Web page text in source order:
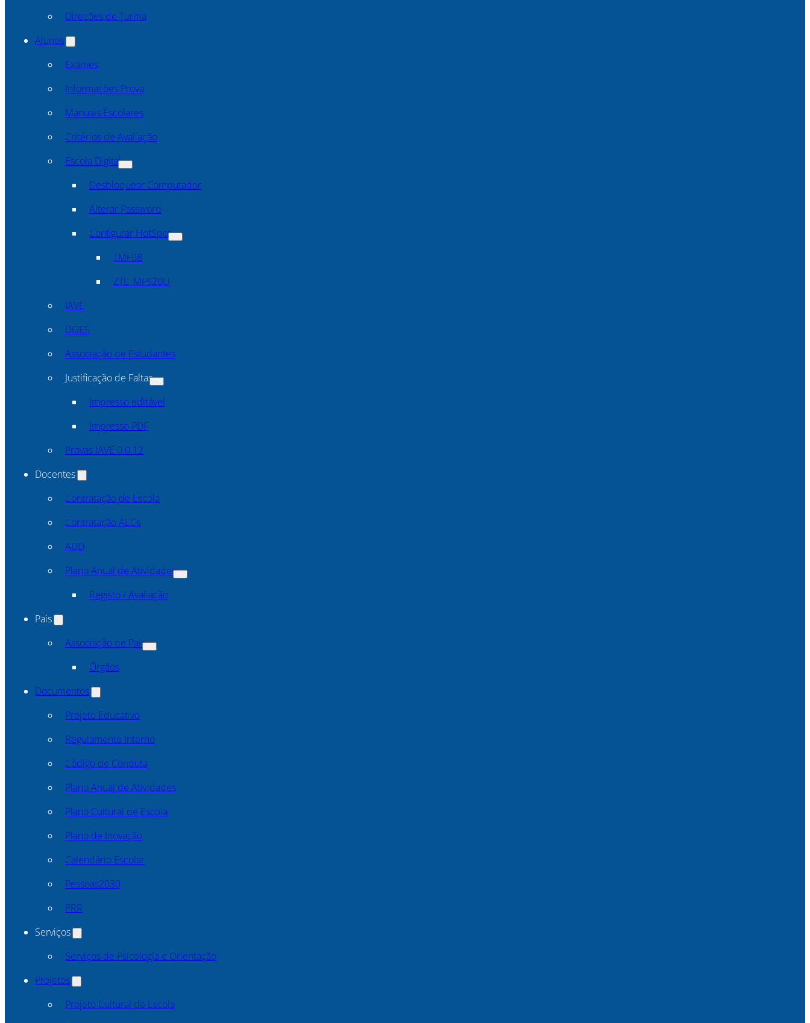
Direcões de Turma
Alunos
Exames
Informações Prova
Manuais Escolares
Critérios de Avaliação
Escola Digital
Desbloquear Computador
Alterar Password
Configurar HotSpot
TMF08
ZTE_MF920U
IAVE
DGES
Associação de Estudantes
Justificação de Faltas
Impresso editável
Impresso PDF
Provas IAVE 0.0.12
Docentes
Contratação de Escola
Contratação AECs
ADD
Plano Anual de Atividades
Registo / Avaliação
Pais
Associação de Pais
Órgãos
Documentos
Projeto Educativo
Regulamento Interno
Código de Conduta
Plano Anual de Atividades
Plano Cultural de Escola
Plano de Inovação
Calendário Escolar
Pessoas2030
PRR
Serviços
Serviços de Psicologia e Orientação
Projetos
Projeto Cultural de Escola